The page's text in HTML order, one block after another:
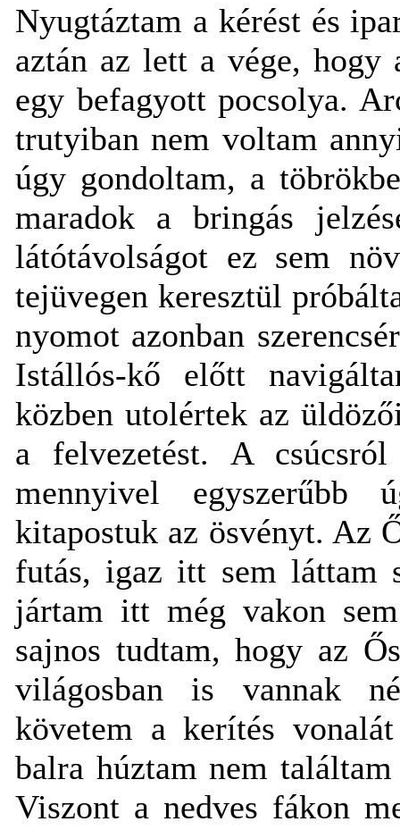
Nyugtáztam a kérést és
aztán az lett a vége, hogy
egy befagyott pocsolya.
trutyiban nem voltam
úgy gondoltam, a
maradok a bringás
látótávolságot ez sem
tejüvegen keresztül
nyomot azonban
Istállós-kő előtt
közben utolértek az
a felvezetést. A
mennyivel
kitapostuk az ösvényt. Az
futás, igaz itt sem láttam
jártam itt még vakon
sajnos tudtam, hogy az
világosban is vannak
követem a kerítés
balra húztam nem
Viszont a nedves fákon